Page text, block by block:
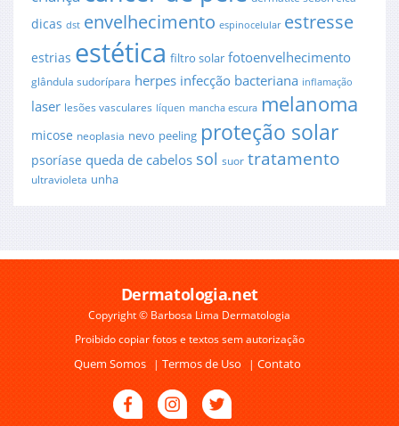
dicas dst envelhecimento espinocelular estresse
estrias estética filtro solar fotoenvelhecimento
glândula sudorípara herpes infecção bacteriana inflamação
laser lesões vasculares líquen mancha escura melanoma
micose neoplasia nevo peeling proteção solar
psoríase queda de cabelos sol suor tratamento
ultravioleta unha
Dermatologia.net
Copyright © Barbosa Lima Dermatologia
Proibido copiar fotos e textos sem autorização
Quem Somos | Termos de Uso | Contato